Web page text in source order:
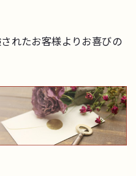
れたお客様よりお喜びの